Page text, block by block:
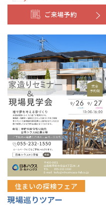
ご来場予約
住まいの探検フェア
現場巡りツアー